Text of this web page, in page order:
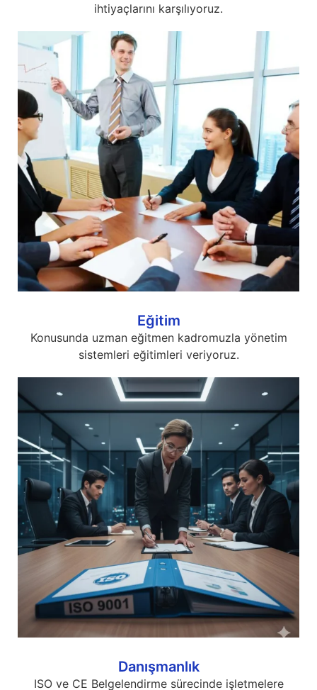
ihtiyaçlarını karşılıyoruz.
Eğitim
Konusunda uzman eğitmen kadromuzla yönetim
sistemleri eğitimleri veriyoruz.
Danışmanlık
ISO ve CE Belgelendirme sürecinde işletmelere